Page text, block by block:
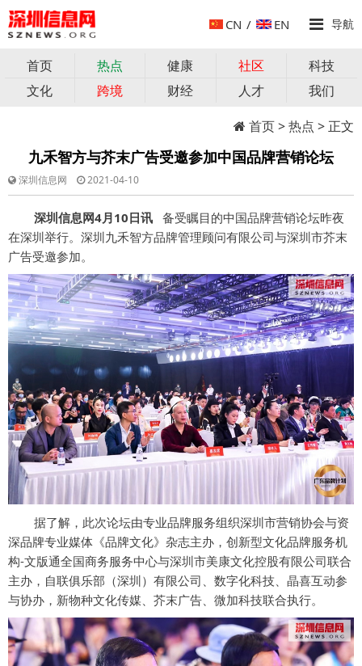
CN / EN 导航
首页 热点 健康 社区
科技
文化
跨境 财经 人才
我们
首页>热点 > 正文
九禾智方与芥末广告受邀参加中国品牌营销论坛
深圳信息网 2021-04-10
深圳信息网4月10日讯 备受瞩目的中国品牌营销论坛昨夜
在深圳举行。 深圳九禾智方品牌管理顾问有限公司与深圳市芥末
广告受邀参加。
据了解，此次论坛由专业品牌服务组织深圳市营销协会与资
深品牌专业媒体《品牌文化》杂志主办，创新型文化品牌服务机
构-文版通全国商务服务中心与深圳市美康文化控股有限公司联合
主办，自联俱乐部（深圳）有限公司、数字化科技、晶喜互动参
与协办，新物种文化传媒、芥末广告、微加科技联合执行。